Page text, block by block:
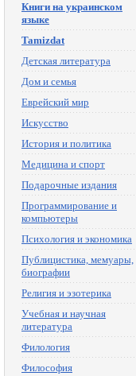
Книги на украинском
языке
Tamizdat
Детская литература
Дом и семья
Еврейский мир
Искусство
История и политика
Медицина и спорт
Подарочные издания
Программирование и
компьютеры
Психология и экономика
Публицистика, мемуары,
биографии
Религия и эзотерика
Учебная и научная
литература
Филология
Философия